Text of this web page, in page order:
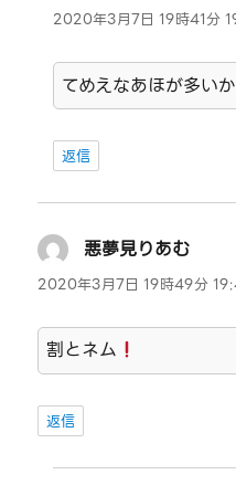
り:
2020年3月7日 19時41分
てめえなあほが多い
返信
悪夢見りあむ
り:
2020年3月7日 19時49分
割とネム
返信